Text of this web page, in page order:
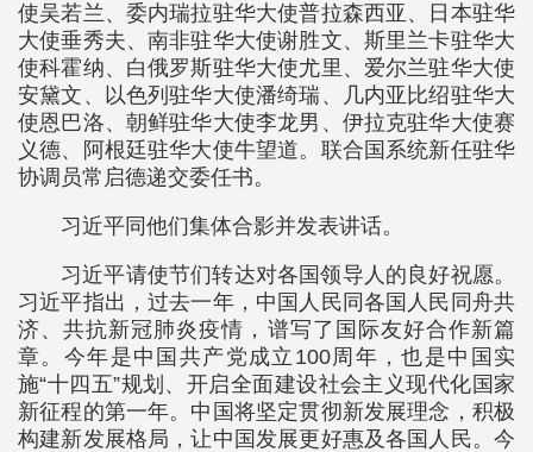
使吴若兰、委内瑞拉驻华大使普拉森西亚、日本驻华
大使垂秀夫、南非驻华大使谢胜文、斯里兰卡驻华大
使科霍纳、白俄罗斯驻华大使尤里、爱尔兰驻华大使
安黛文、以色列驻华大使潘绮瑞、几内亚比绍驻华大
使恩巴洛、朝鲜驻华大使李龙男、伊拉克驻华大使赛
义德、阿根廷驻华大使牛望道。联合国系统新任驻华
协调员常启德递交委任书。
习近平同他们集体合影并发表讲话。
习近平请使节们转达对各国领导人的良好祝愿。
习近平指出，过去一年，中国人民同各国人民同舟共
济、共抗新冠肺炎疫情，谱写了国际友好合作新篇
章。今年是中国共产党成立100周年，也是中国实
施“十四五”规划、开启全面建设社会主义现代化国家
新征程的第一年。中国将坚定贯彻新发展理念，积极
构建新发展格局，让中国发展更好惠及各国人民。今